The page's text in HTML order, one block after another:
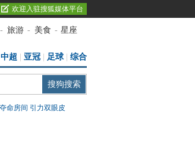
欢迎入驻搜狐媒体平台
- 旅游 - 美食 - 星座
中超 亚冠 足球| 综合
夺命房间 引力双眼皮